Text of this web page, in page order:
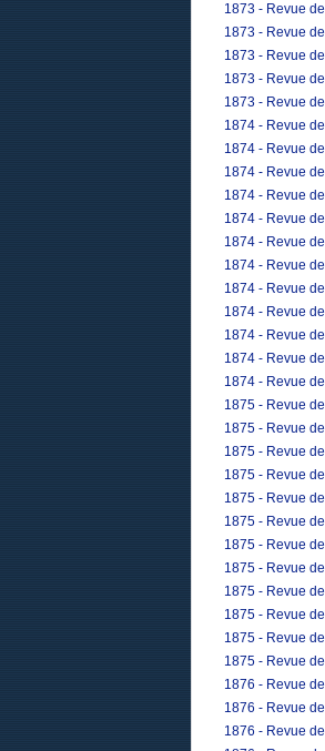
1873 - Revue
1873 - Revue
1873 - Revue
1873 - Revue
1873 - Revue
1874 - Revue
1874 - Revue
1874 - Revue
1874 - Revue
1874 - Revue
1874 - Revue
1874 - Revue
1874 - Revue
1874 - Revue
1874 - Revue
1874 - Revue
1874 - Revue
1875 - Revue
1875 - Revue
1875 - Revue
1875 - Revue
1875 - Revue
1875 - Revue
1875 - Revue
1875 - Revue
1875 - Revue
1875 - Revue
1875 - Revue
1875 - Revue
1876 - Revue
1876 - Revue
1876 - Revue